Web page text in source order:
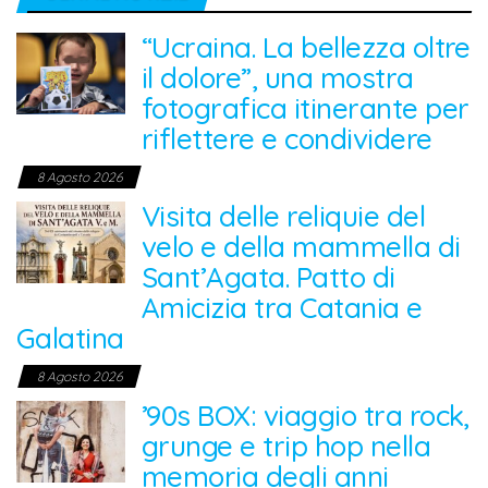
“Ucraina. La bellezza oltre
il dolore”, una mostra
fotografica itinerante per
riflettere e condividere
8 Agosto 2026
Visita delle reliquie del
velo e della mammella di
Sant’Agata. Patto di
Amicizia tra Catania e
Galatina
8 Agosto 2026
’90s BOX: viaggio tra rock,
grunge e trip hop nella
memoria degli anni